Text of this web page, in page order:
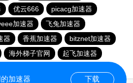
优云666
picacg加速器
加速器
飞兔加速器
器 香蕉加速器
bitznet加速器
海外梯子官网
起飞加速器
加速器 下载